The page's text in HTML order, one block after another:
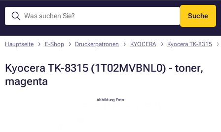
Suche
Menü
Hauptseite E-Shop Druckerpatronen KYOCERA Kyocera TK-8315
Kyocera TK-8315 (1T02MVBNL0) - toner,
magenta
Abbildung Foto